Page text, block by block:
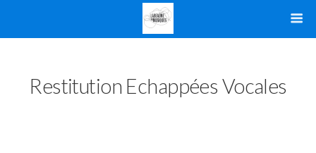
Restitution Echappées Vocales